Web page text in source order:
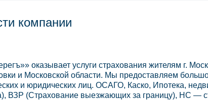
компании
оказывает услуги страхования жителям г.
и Московской области. Мы предоставляем
и юридических лиц. ОСАГО, Каско, Ипотека,
ВЗР (Страхование выезжающих за границу), НС —